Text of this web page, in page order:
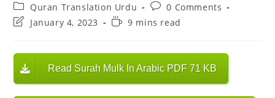
Post
category:
Quran Translation Urdu
Post
comments:
0 Comments
PostJanuary 4, 2023
Reading9 mins read
Read Surah Mulk In Arabic PDF 71 KB